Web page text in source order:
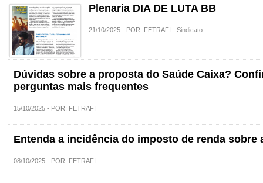
Plenaria DIA DE LUTA BB
21/10/2025 - POR: FETRAFI - Sindicato
Dúvidas sobre a proposta do Saúde Caixa?
perguntas mais frequentes
15/10/2025 - POR: FETRAFI
Entenda a incidência do imposto de renda sobre
08/10/2025 - POR: FETRAFI